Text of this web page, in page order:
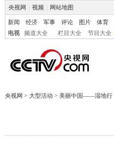
央视网 视频 网站地图
新闻 经济 军事 评论 图片 体育
电视
频道大全 栏目大全 节目大全
央视网 > 大型活动 > 美丽中国——湿地行